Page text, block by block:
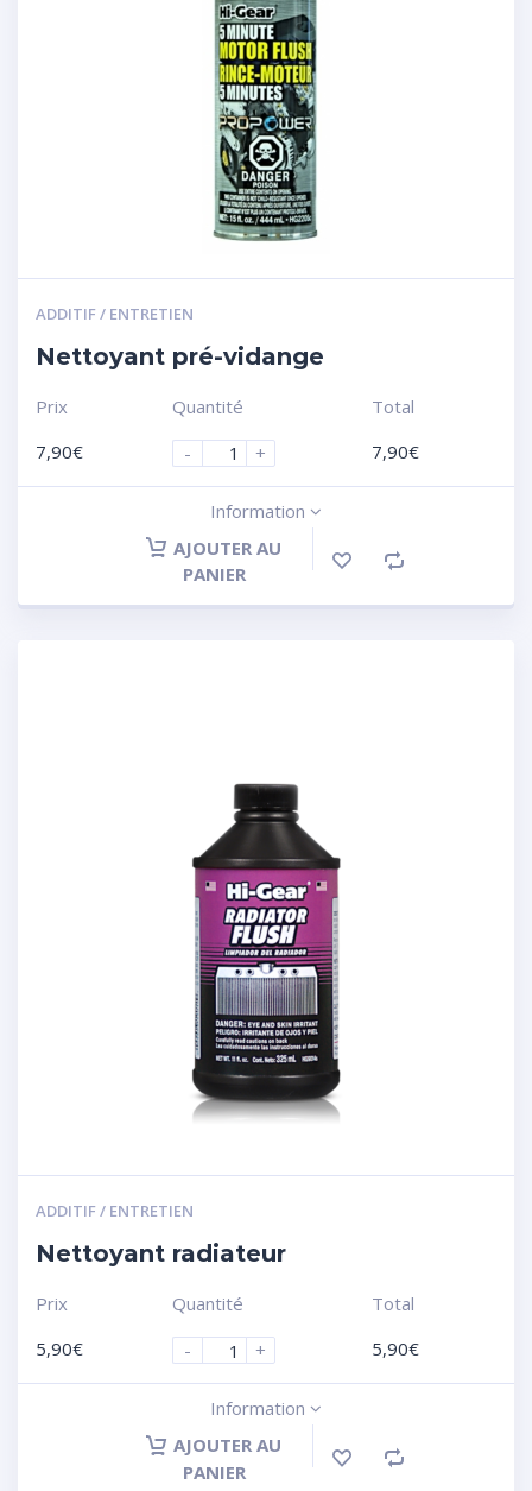
ADDITIF / ENTRETIEN
Nettoyant pré-vidange
Prix
7,90€
Quantité
-
+
Total
7,90€
Information
AJOUTER AU
PANIER
ADDITIF / ENTRETIEN
Nettoyant radiateur
Prix
5,90€
Quantité
-
+
Total
5,90€
Information
AJOUTER AU
PANIER